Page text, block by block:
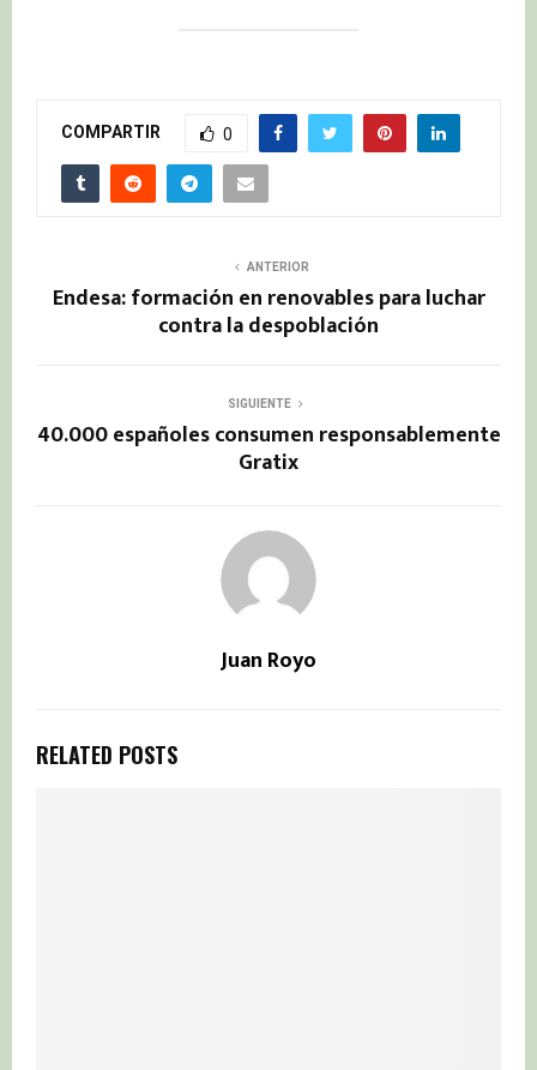
COMPARTIR 0
ANTERIOR
Endesa: formación en renovables para luchar
contra la despoblación
SIGUIENTE
40.000 españoles consumen responsablemente
Gratix
Juan Royo
RELATED POSTS